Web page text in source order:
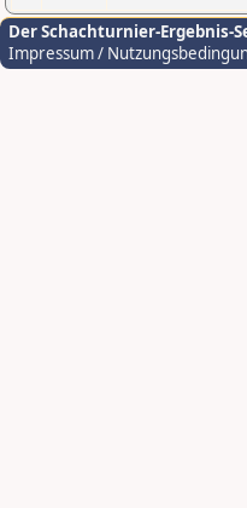
Der Schachturnier-Ergebnis-
Impressum /